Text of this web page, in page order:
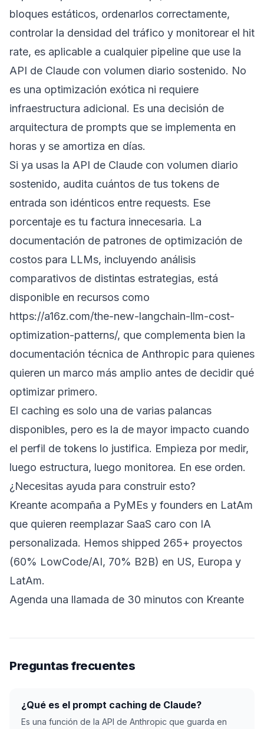
bloques estáticos, ordenarlos correctamente,
controlar la densidad del tráfico y monitorear el hit
rate, es aplicable a cualquier pipeline que use la
API de Claude con volumen diario sostenido. No
es una optimización exótica ni requiere
infraestructura adicional. Es una decisión de
arquitectura de prompts que se implementa en
horas y se amortiza en días.
Si ya usas la API de Claude con volumen diario
sostenido, audita cuántos de tus tokens de
entrada son idénticos entre requests. Ese
porcentaje es tu factura innecesaria. La
documentación de patrones de optimización de
costos para LLMs, incluyendo análisis
comparativos de distintas estrategias, está
disponible en recursos como
https://a16z.com/the-new-langchain-llm-cost-
optimization-patterns/, que complementa bien la
documentación técnica de Anthropic para quienes
quieren un marco más amplio antes de decidir qué
optimizar primero.
El caching es solo una de varias palancas
disponibles, pero es la de mayor impacto cuando
el perfil de tokens lo justifica. Empieza por medir,
luego estructura, luego monitorea. En ese orden.
¿Necesitas ayuda para construir esto?
Kreante acompaña a PyMEs y founders en LatAm
que quieren reemplazar SaaS caro con IA
personalizada. Hemos shipped 265+ proyectos
(60% LowCode/AI, 70% B2B) en US, Europa y
LatAm.
Agenda una llamada de 30 minutos con Kreante
Preguntas frecuentes
¿Qué es el prompt caching de Claude?
Es una función de la API de Anthropic que guarda en